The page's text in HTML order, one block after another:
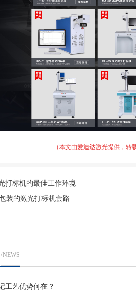
（本文由爱迪达激光提供，转
打标机的最佳工作环境
装的激光打标机套路
/ NEWS
工艺优势何在？